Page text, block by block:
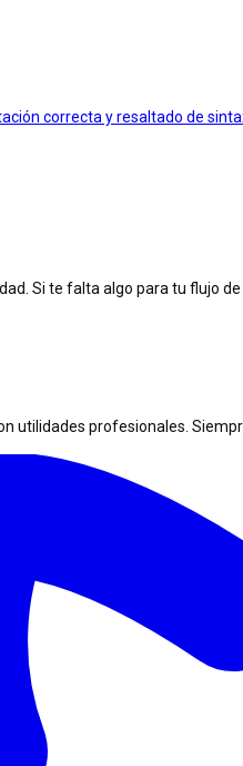
correcta y resaltado de
Si te falta algo para tu flujo de
utilidades profesionales.